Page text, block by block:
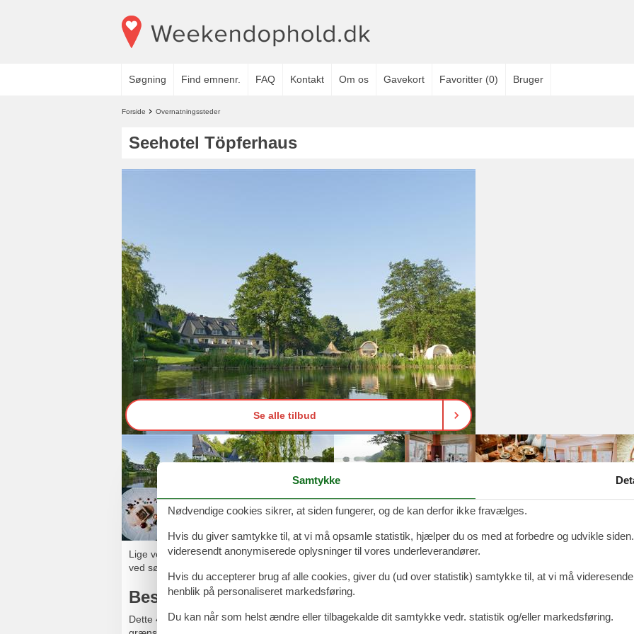
Søgning Find emnenr. FAQ Kontakt Om os Gavekort Favoritter (0) Bruger
Forside Overnatningssteder
Seehotel Töpferhaus
Se alle tilbud
Lige ved Bistensøen, tæt ved Kielerkanalen, ligger Seehotel Töpferhaus. Hotellet er hyggeligt indrettet i
ved søen eller spis en lækker middag i restauranterne. Der er finsk sauna, Ofuro og spændende aktiviteter ved
Beskrivelse
Dette 4-stjernede hotel i nordisk stil ligger idyllisk midt i naturen, lige ned til Bistensee syd for Slesvig og blot 30
Samtykke
Nødvendige cookies sikrer, at siden fungerer, og de kan derfor ikke fravælges.
Hvis du giver samtykke til, at vi må opsamle statistik, hjælper du os med at forbedre og udvikle
videresendt anonymiserede oplysninger til vores underleverandører.
Hvis du accepterer brug af alle cookies, giver du (ud over statistik) samtykke til, at vi må
henblik på personaliseret markedsføring.
Du kan når som helst ændre eller tilbagekalde dit samtykke vedr. statistik og/eller markedsføring.